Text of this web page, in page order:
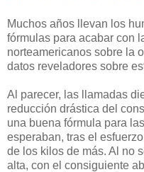
Muchos años llevan los
fórmulas para acabar con
norteamericanos sobre la
datos reveladores sobre
Al parecer, las llamadas
reducción drástica del
una buena fórmula para
esperaban, tras el
de los kilos de más. Al no
alta, con el consiguiente